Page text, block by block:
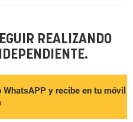
REALIZANDO
y recibe en tu móvil